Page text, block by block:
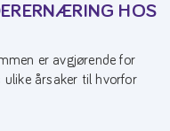
HOS
er avgjørende for
ulike årsaker til hvorfor